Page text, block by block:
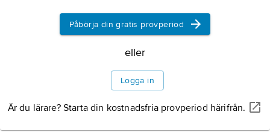
Påbörja din gratis provperiod
eller
Logga in
Är du lärare? Starta din kostnadsfria provperiod härifrån.